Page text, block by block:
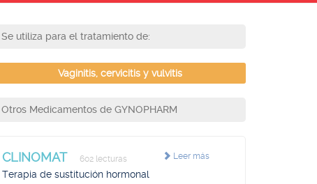
Se utiliza para el tratamiento de:
Vaginitis, cervicitis y vulvitis
Otros Medicamentos de GYNOPHARM
Leer más
CLINOMAT 602 lecturas
Terapia de sustitución hormonal